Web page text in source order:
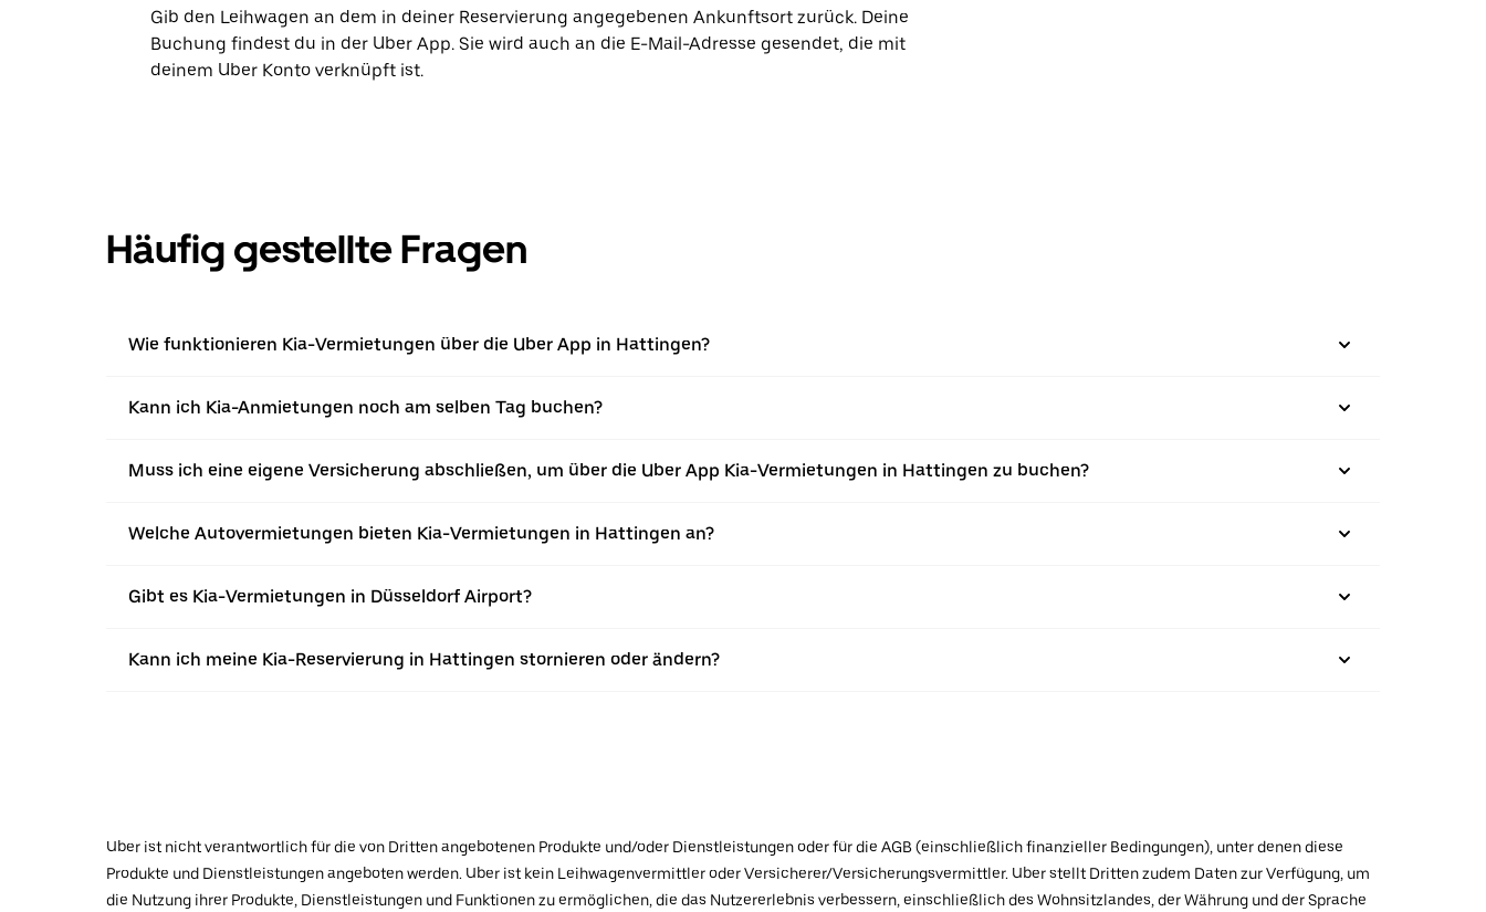
Gib den Leihwagen an dem in deiner Reservierung angegebenen Ankunftsort zurück. Deine
Buchung findest du in der Uber App. Sie wird auch an die E-Mail-Adresse gesendet, die mit
deinem Uber Konto verknüpft ist.
Häufig gestellte Fragen
Wie funktionieren Kia-Vermietungen über die Uber App in Hattingen?
Kann ich Kia-Anmietungen noch am selben Tag buchen?
Muss ich eine eigene Versicherung abschließen, um über die Uber App Kia-Vermietungen in Hattingen zu buchen?
Welche Autovermietungen bieten Kia-Vermietungen in Hattingen an?
Gibt es Kia-Vermietungen in Düsseldorf Airport?
Kann ich meine Kia-Reservierung in Hattingen stornieren oder ändern?
Uber ist nicht verantwortlich für die von Dritten angebotenen Produkte und/oder Dienstleistungen oder für die AGB (einschließlich finanzieller Bedingungen), unter denen diese
Produkte und Dienstleistungen angeboten werden. Uber ist kein Leihwagenvermittler oder Versicherer/Versicherungsvermittler. Uber stellt Dritten zudem Daten zur Verfügung, um
die Nutzung ihrer Produkte, Dienstleistungen und Funktionen zu ermöglichen, die das Nutzererlebnis verbessern, einschließlich des Wohnsitzlandes, der Währung und der Sprache